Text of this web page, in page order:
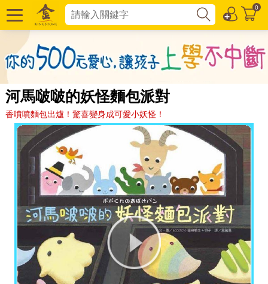
0
河馬啵啵的妖怪麵包派對
香噴噴麵包出爐！驚喜變身成可愛小妖怪！